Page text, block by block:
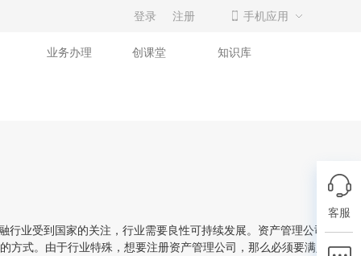
登录 注册 手机应用
业务办理 创课堂 知识库
业受到国家的关注，行业需要良性可持续发展。资产管理公司在未来
式。由于行业特殊，想要注册资产管理公司，那么必须要满足以下条
客服